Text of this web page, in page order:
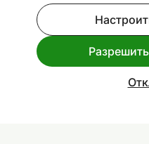
кресло
Код 442125